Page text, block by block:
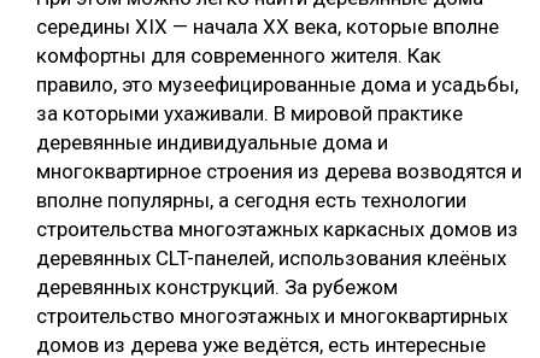
середины XIX — начала XX века, которые вполне
комфортны для современного жителя. Как
правило, это музеефицированные дома и усадьбы,
за которыми ухаживали. В мировой практике
деревянные индивидуальные дома и
многоквартирное строения из дерева возводятся и
вполне популярны, а сегодня есть технологии
строительства многоэтажных каркасных домов из
деревянных CLT-панелей, использования клеёных
деревянных конструкций. За рубежом
строительство многоэтажных и многоквартирных
домов из дерева уже ведётся, есть интересные